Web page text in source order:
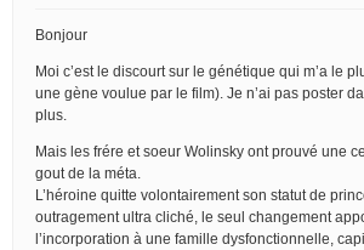
Bonjour
Moi c’est le discourt sur le génétique qui m’a le
une gène voulue par le film). Je n’ai pas poster
plus.
Mais les frére et soeur Wolinsky ont prouvé une
gout de la méta.
L’héroine quitte volontairement son statut de
outragement ultra cliché, le seul changement
l’incorporation à une famille dysfonctionnelle,